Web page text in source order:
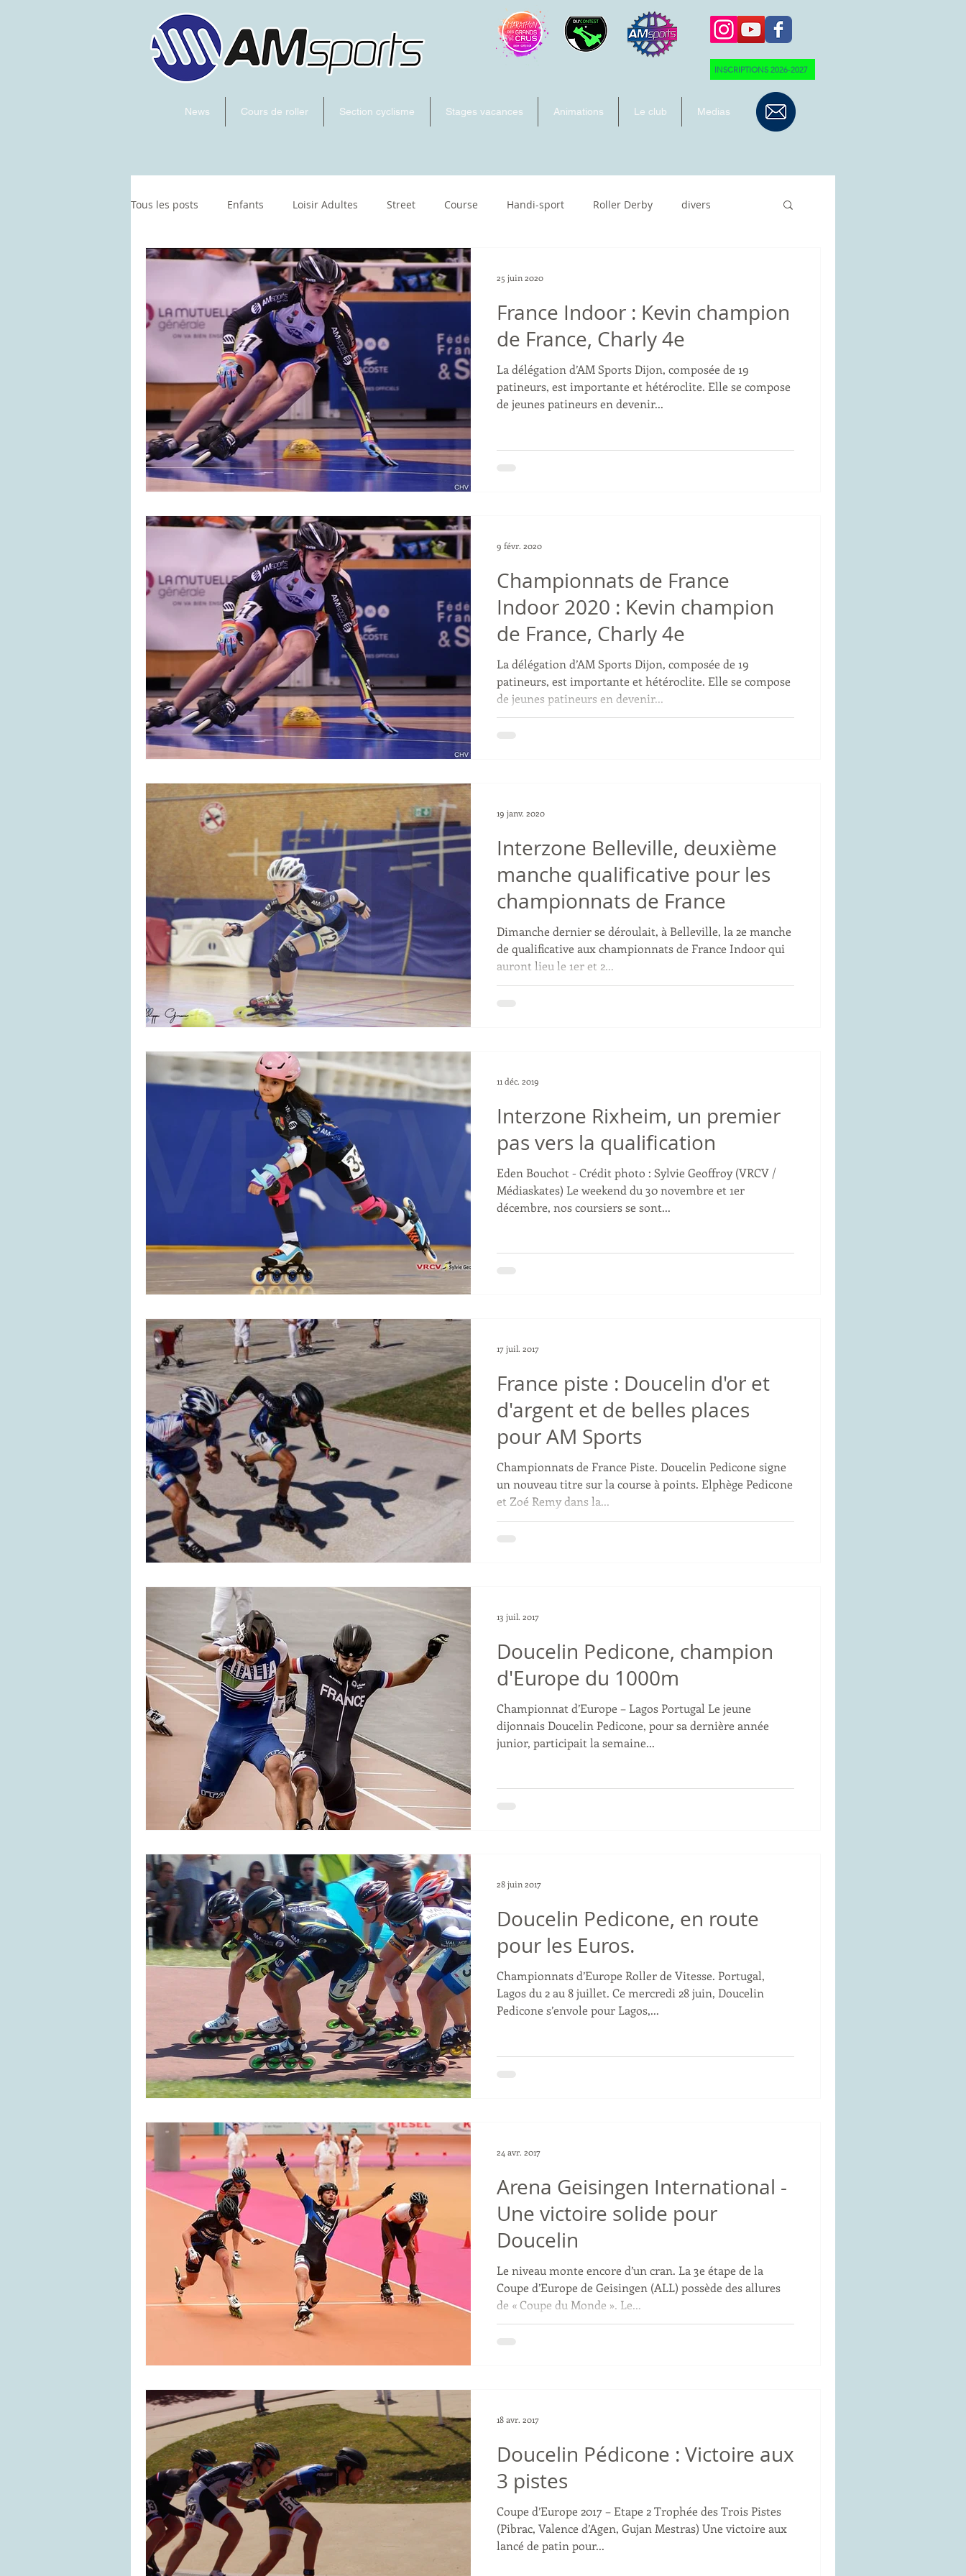
INSCRIPTIONS 2026-2027
News Cours de roller Section cyclisme Stages vacances Animations Le club Medias
Tous les posts Enfants Loisir Adultes Street Course Handi-sport Roller Derby divers
Hockey artistique Skatecross
France Indoor : Kevin champion
de France, Charly 4e
La délégation d’AM Sports Dijon, composée de 19
patineurs, est importante et hétéroclite. Elle se compose
de jeunes patineurs en devenir...
25 juin 2020
Championnats de France
Indoor 2020 : Kevin champion
de France, Charly 4e
La délégation d’AM Sports Dijon, composée de 19
patineurs, est importante et hétéroclite. Elle se compose
de jeunes patineurs en devenir...
9 févr. 2020
Interzone Belleville, deuxième
manche qualificative pour les
championnats de France
Dimanche dernier se déroulait, à Belleville, la 2e manche
de qualificative aux championnats de France Indoor qui
auront lieu le 1er et 2...
19 janv. 2020
Interzone Rixheim, un premier
pas vers la qualification
Eden Bouchot - Crédit photo : Sylvie Geoffroy (VRCV /
Médiaskates) Le weekend du 30 novembre et 1er
décembre, nos coursiers se sont...
11 déc. 2019
France piste : Doucelin d'or et
d'argent et de belles places
pour AM Sports
Championnats de France Piste. Doucelin Pedicone signe
un nouveau titre sur la course à points. Elphège Pedicone
et Zoé Remy dans la...
17 juil. 2017
Doucelin Pedicone, champion
d'Europe du 1000m
Championnat d’Europe – Lagos Portugal Le jeune
dijonnais Doucelin Pedicone, pour sa dernière année
junior, participait la semaine...
13 juil. 2017
Doucelin Pedicone, en route
pour les Euros.
Championnats d’Europe Roller de Vitesse. Portugal,
Lagos du 2 au 8 juillet. Ce mercredi 28 juin, Doucelin
Pedicone s’envole pour Lagos,...
28 juin 2017
Arena Geisingen International -
Une victoire solide pour
Doucelin
Le niveau monte encore d’un cran. La 3e étape de la
Coupe d’Europe de Geisingen (ALL) possède des allures
de « Coupe du Monde ». Le...
24 avr. 2017
Doucelin Pédicone : Victoire aux
3 pistes
Coupe d’Europe 2017 – Etape 2 Trophée des Trois Pistes
(Pibrac, Valence d’Agen, Gujan Mestras) Une victoire aux
lancé de patin pour...
18 avr. 2017